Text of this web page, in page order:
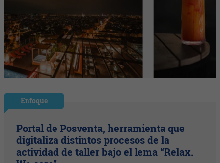
Enfoque
Portal de Posventa, herramienta que
digitaliza distintos procesos de la
actividad de taller bajo el lema “Relax.